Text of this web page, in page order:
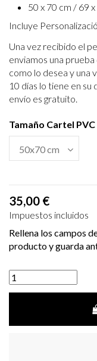
50 x 70 cm / 69
Incluye
Una vez recibido el
enviamos una
como lo desea y una
10 días lo tiene en
envío es gratuito.
Tamaño Cartel PVC
35,00 €
Impuestos incluidos
Rellena los campos
producto y guarda